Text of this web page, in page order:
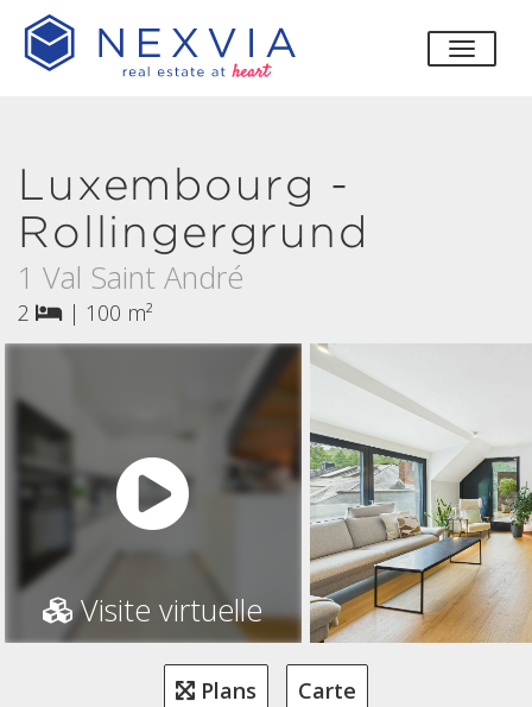
Luxembourg -
Rollingergrund
1 Val Saint André
2 | 100 m²
Visite virtuelle
Plans Carte